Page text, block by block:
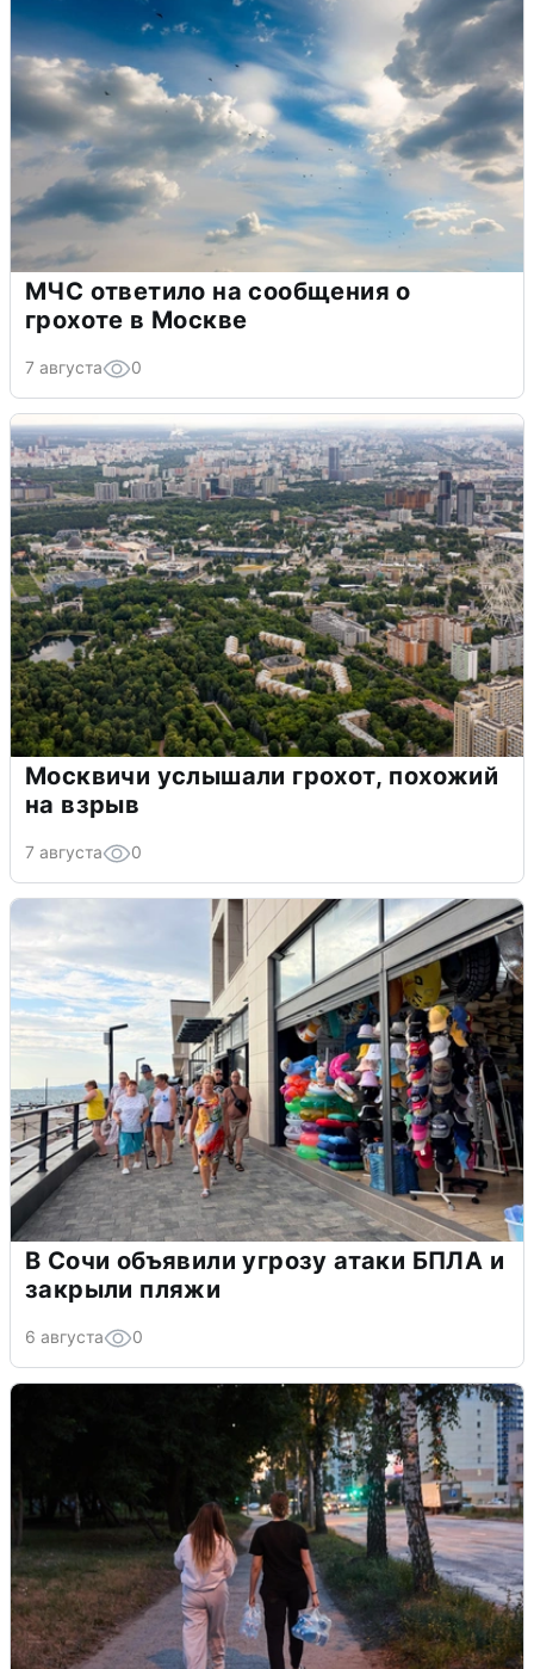
МЧС ответило на сообщения о
грохоте в Москве
7 августа 0
Москвичи услышали грохот, похожий
на взрыв
7 августа 0
В Сочи объявили угрозу атаки БПЛА и
закрыли пляжи
6 августа 0